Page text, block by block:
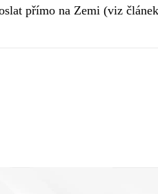
přímo na Zemi (viz článek